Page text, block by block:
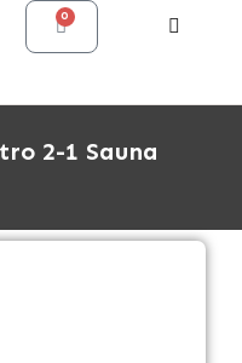
0
2-1 Sauna